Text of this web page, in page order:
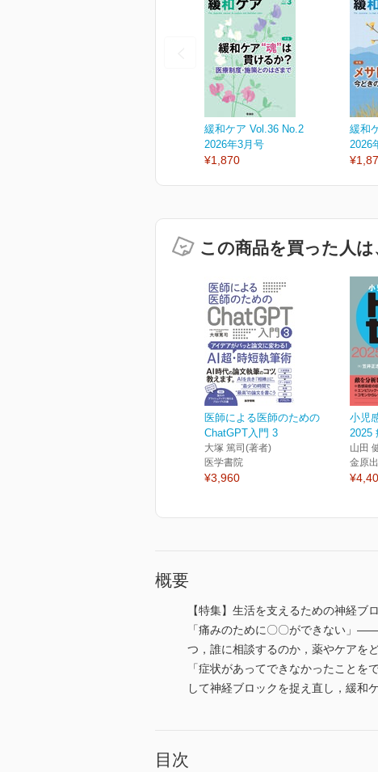
緩和ケア Vol.36 No.2
2026年3月号
¥1,870
緩和
2026
この商品を買った人
医師による医師のための
ChatGPT入門 3
大塚 篤司(著者)
医学書院
¥3,960
小児
2025
山田
金原
概要
【特集】生活を支えるための神経ブ
「痛みのために〇〇ができない」
つ，誰に相談するのか，薬やケアを
「症状があってできなかったこと
して神経ブロックを捉え直し，緩和
目次